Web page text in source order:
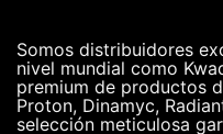
Somos distribuidores
nivel mundial como
premium de productos
Proton, Dinamyc,
selección meticulosa